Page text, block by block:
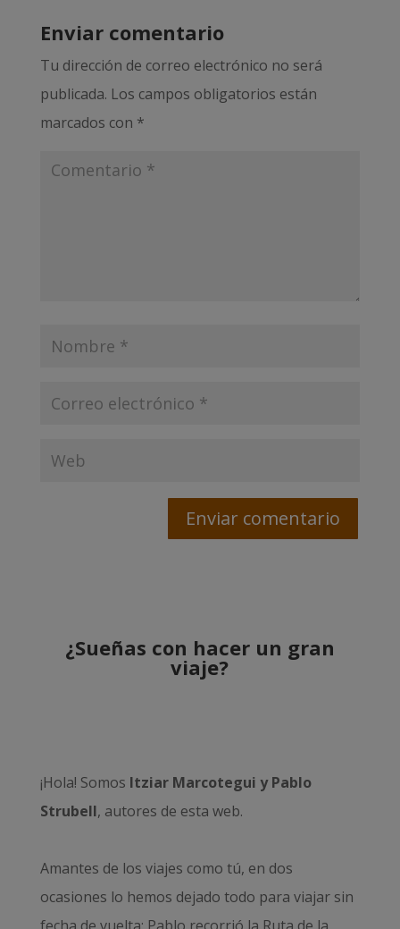
Enviar comentario
Tu dirección de correo electrónico no será
publicada. Los campos obligatorios están
marcados con *
¿Sueñas con hacer un gran
viaje?
¡Hola! Somos Itziar Marcotegui y Pablo
Strubell, autores de esta web.
Amantes de los viajes como tú, en dos
ocasiones lo hemos dejado todo para viajar sin
fecha de vuelta: Pablo recorrió la Ruta de la